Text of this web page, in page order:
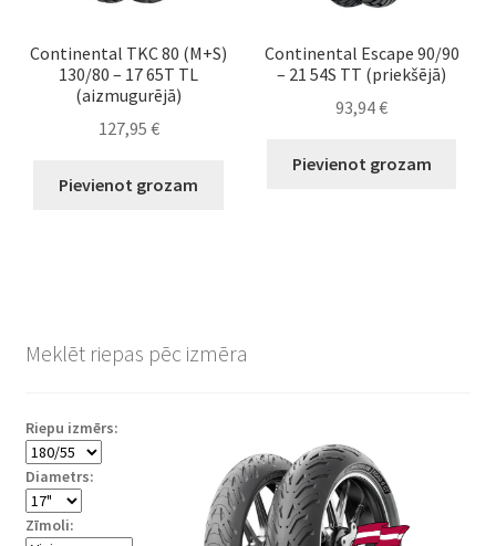
Continental TKC 80 (M+S)
130/80 – 17 65T TL
(aizmugurējā)
127,95 €
Pievienot grozam
Continental Escape 90/90
– 21 54S TT (priekšējā)
93,94€
Pievienot grozam
Meklēt riepas pēc izmēra
Riepu izmērs:
Diametrs:
Zīmoli: